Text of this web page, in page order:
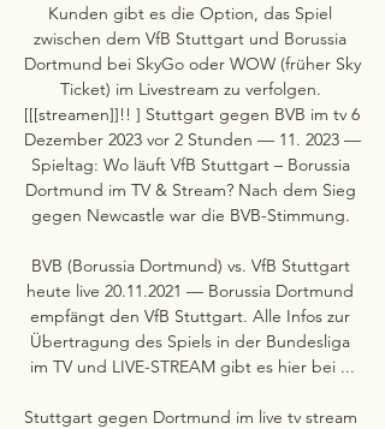
Kunden gibt es die Option, das Spiel
zwischen dem VfB Stuttgart und Borussia
Dortmund bei SkyGo oder WOW (früher Sky
Ticket) im Livestream zu verfolgen.
[[[streamen]]!! ] Stuttgart gegen BVB im tv 6
Dezember 2023 vor 2 Stunden — 11. 2023 —
Spieltag: Wo läuft VfB Stuttgart – Borussia
Dortmund im TV & Stream? Nach dem Sieg
gegen Newcastle war die BVB-Stimmung.
BVB (Borussia Dortmund) vs. VfB Stuttgart
heute live 20.11.2021 — Borussia Dortmund
empfängt den VfB Stuttgart. Alle Infos zur
Übertragung des Spiels in der Bundesliga
im TV und LIVE-STREAM gibt es hier bei ...
Stuttgart gegen Dortmund im live tv stream